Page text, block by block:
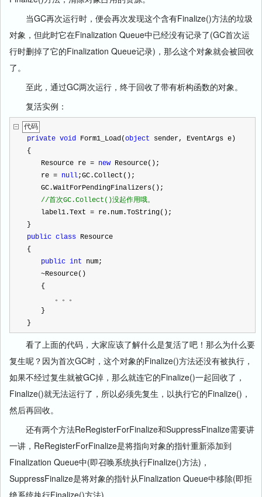
当GC再次运行时，便会再次发现这个含有Finalize()方法的垃圾
对象，但此时它在Finalization Queue中已经没有记录了(GC首次运
行时删掉了它的Finalization Queue记录)，那么这个对象就会被回收
了。
至此，通过GC两次运行，终于回收了带有析构函数的对象。
复活实例：
代码
private void Form1_Load(object sender, EventArgs e)
{
Resource re = new Resource();
re = null;GC.Collect();
GC.WaitForPendingFinalizers();
//首次GC.Collect()没起作用哦。
label1.Text = re.num.ToString();
}
public class Resource
{
public int num;
~Resource()
{
。。。
}
}
看了上面的代码，大家应该了解什么是复活了吧！那么为什么要
复生呢？因为首次GC时，这个对象的Finalize()方法还没有被执行，
如果不经过复生就被GC掉，那么就连它的Finalize()一起回收了，
Finalize()就无法运行了，所以必须先复生，以执行它的Finalize()，
然后再回收。
还有两个方法ReRegisterForFinalize和SuppressFinalize需要讲
一讲，ReRegisterForFinalize是将指向对象的指针重新添加到
Finalization Queue中(即召唤系统执行Finalize()方法)，
SuppressFinalize是将对象的指针从Finalization Queue中移除(即拒
绝系统执行Finalize()方法)。